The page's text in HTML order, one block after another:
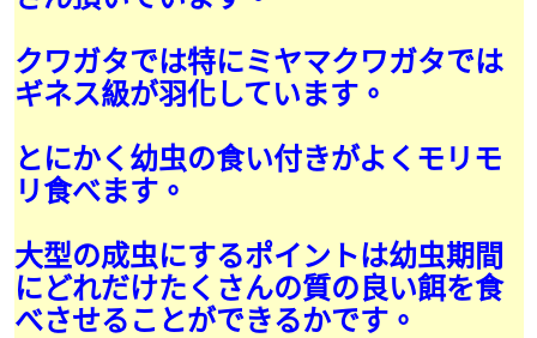
クワガタでは特にミヤマクワガタでは
ギネス級が羽化しています。
とにかく幼虫の食い付きがよくモリモ
リ食べます。
大型の成虫にするポイントは幼虫期間
にどれだけたくさんの質の良い餌を食
べさせることができるかです。